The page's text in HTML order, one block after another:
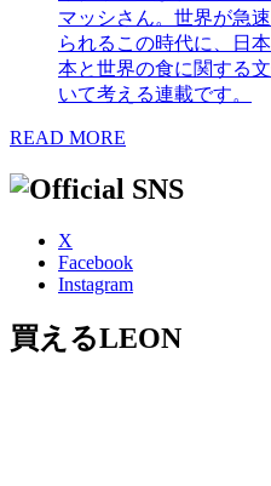
マッシさん。世界が急
られるこの時代に、日
本と世界の食に関する
いて考える連載です。
READ MORE
X
Facebook
Instagram
買えるLEON